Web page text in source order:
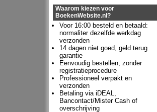
Waarom kiezen voor
BoekenWebsite.nl?
Voor 16:00 besteld en betaald:
normaliter dezelfde werkdag
verzonden
14 dagen niet goed, geld terug
garantie
Eenvoudig bestellen, zonder
registratieprocedure
Professioneel verpakt en
verzonden
Betaling via iDEAL,
Bancontact/Mister Cash of
overschrijving